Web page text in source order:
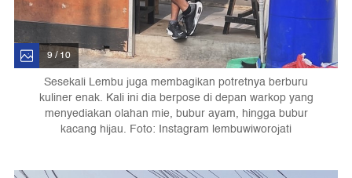
9 / 10
Sesekali Lembu juga membagikan potretnya berburu
kuliner enak. Kali ini dia berpose di depan warkop yang
menyediakan olahan mie, bubur ayam, hingga bubur
kacang hijau. Foto: Instagram lembuwiworojati